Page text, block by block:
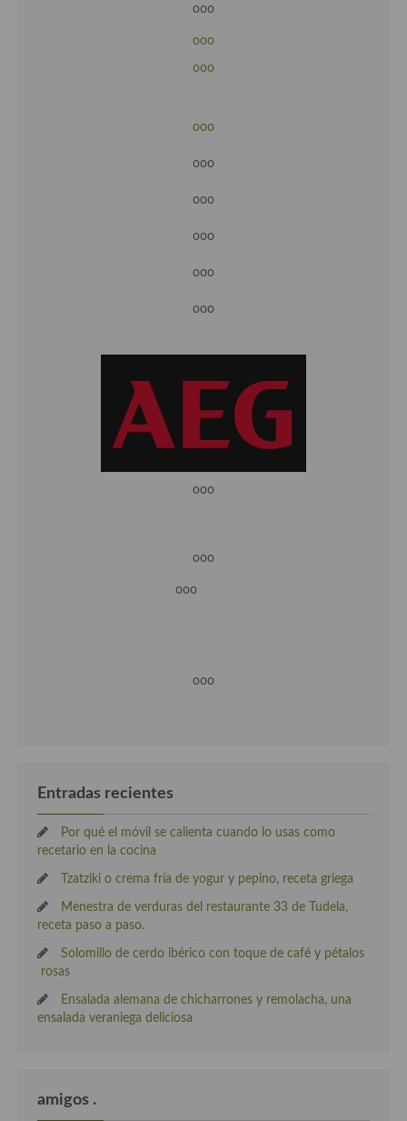
ooo
ooo
ooo
ooo
ooo
ooo
ooo
ooo
ooo
ooo
ooo
ooo
ooo
Entradas recientes
Por qué el móvil se calienta cuando lo usas como
recetario en la cocina
Tzatziki o crema fría de yogur y pepino, receta griega
Menestra de verduras del restaurante 33 de Tudela,
receta paso a paso.
Solomillo de cerdo ibérico con toque de café y pétalos
rosas
Ensalada alemana de chicharrones y remolacha, una
ensalada veraniega deliciosa
amigos .